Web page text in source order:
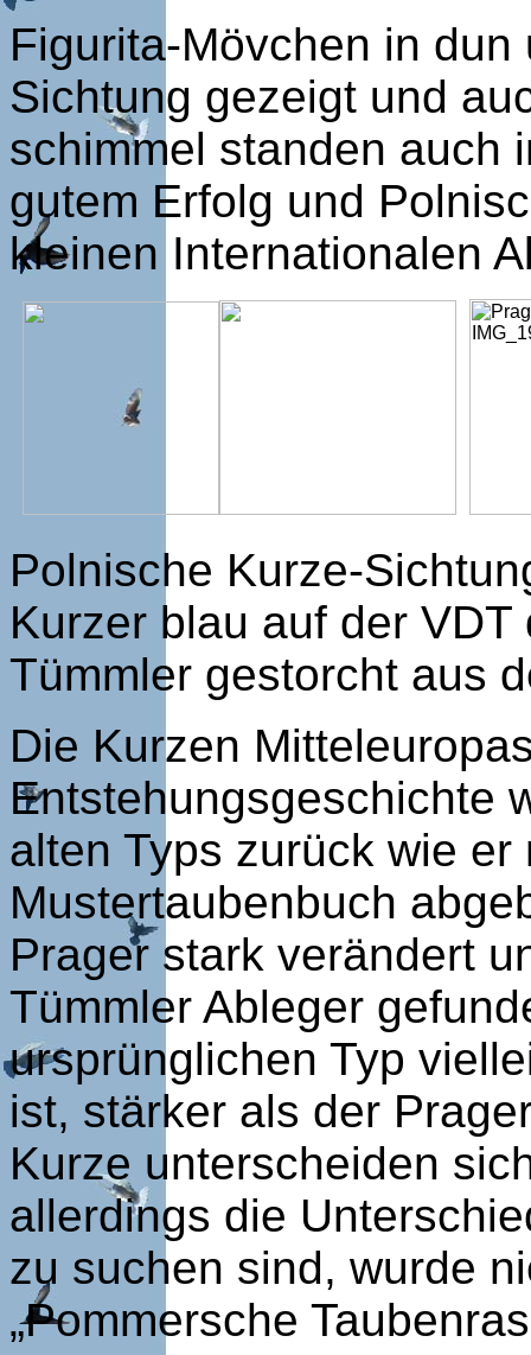
Figurita-Mövchen in
Sichtung gezeigt und
schimmel standen auch
gutem Erfolg und
kleinen Internationalen
Polnische Kurze-
Kurzer blau auf der
Tümmler gestorcht aus
Die Kurzen
Entstehungsgeschichte
alten Typs zurück wie
Mustertaubenbuch
Prager stark verändert
Tümmler Ableger
ursprünglichen Typ
ist, stärker als der
Kurze unterscheiden
allerdings die
zu suchen sind, wurde
„Pommersche